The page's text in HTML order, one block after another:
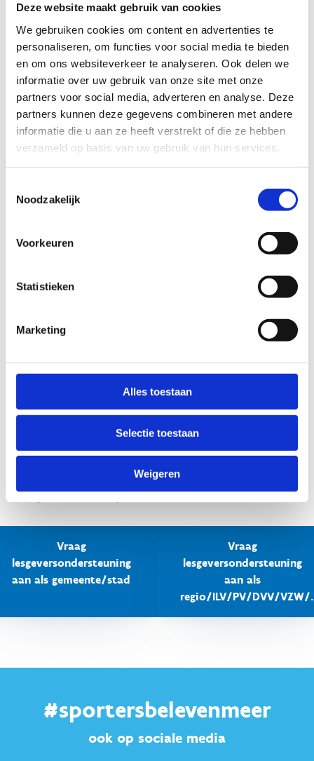
Deze website maakt gebruik van cookies
We gebruiken cookies om content en advertenties te
personaliseren, om functies voor social media te bieden
en om ons websiteverkeer te analyseren. Ook delen we
informatie over uw gebruik van onze site met onze
partners voor social media, adverteren en analyse. Deze
partners kunnen deze gegevens combineren met andere
informatie die u aan ze heeft verstrekt of die ze hebben
verzameld op basis van uw gebruik van hun services.
Noodzakelijk
Voorkeuren
Statistieken
Marketing
Alles toestaan
Selectie toestaan
Weigeren
Dien je projectaanvraag in
Subsidieaanvragen voor 2027 kan je vanaf oktober 2026
indienen via het online subsidieplatform. Inloggen doe je
via eID. Houd je identiteitskaartlezer of itsme-app bij de
Leidraad aanvraag bovenlokale projectondersteuning
Heb je na goedkeuring van je bovenlokale projectsubsidie
recht op lesgeversondersteuning, dien dan hiervoor een
aanvraag in via het e-loket.
Hoe je dat doet, kan je nalezen in dehandleiding.
Vraag
lesgeversondersteuning
aan als gemeente/stad
Vraag
lesgeversondersteuning
aan als
regio/ILV/PV/DVV/VZW/
#sportersbelevenmeer
ook op sociale media